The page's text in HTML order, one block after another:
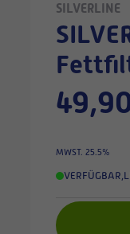
SILVERLINE
SILVERLINE ESTY 50 CM (breit) VRT -
MWST. 25.5%
VERFÜGBAR,